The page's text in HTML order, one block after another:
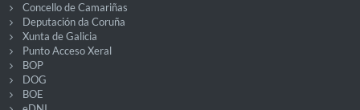
Concello de Camariñas
Deputación da Coruña
Xunta de Galicia
Punto Acceso Xeral
BOP
DOG
BOE